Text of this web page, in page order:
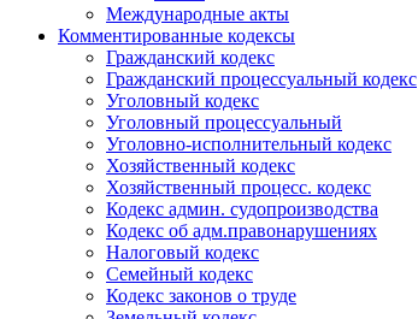
Международные акты
Комментированные кодексы
Гражданский кодекс
Гражданский процессуальный кодекс
Уголовный кодекс
Уголовный процессуальный
Уголовно-исполнительный кодекс
Хозяйственный кодекс
Хозяйственный процесс. кодекс
Кодекс админ. судопроизводства
Кодекс об адм.правонарушениях
Налоговый кодекс
Семейный кодекс
Кодекс законов о труде